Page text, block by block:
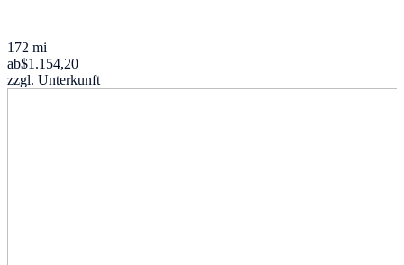
172 mi
ab$1.154,20
zzgl. Unterkunft